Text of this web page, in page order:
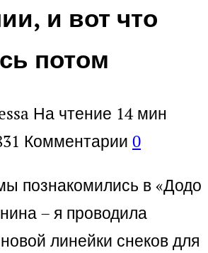
и вот что
потом
На чтение 14 мин
Комментарии 0
познакомились в «Додо
– я проводила
линейки снеков для